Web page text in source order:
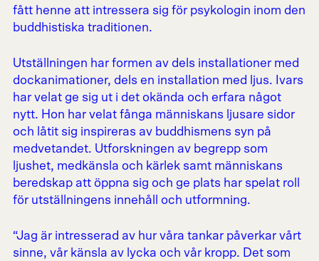
fått henne att intressera sig för psykologin inom den
buddhistiska traditionen.
Utställningen har formen av dels installationer med
dockanimationer, dels en installation med ljus. Ivars
har velat ge sig ut i det okända och erfara något
nytt. Hon har velat fånga människans ljusare sidor
och låtit sig inspireras av buddhismens syn på
medvetandet. Utforskningen av begrepp som
ljushet, medkänsla och kärlek samt människans
beredskap att öppna sig och ge plats har spelat roll
för utställningens innehåll och utformning.
“Jag är intresserad av hur våra tankar påverkar vårt
sinne, vår känsla av lycka och vår kropp. Det som